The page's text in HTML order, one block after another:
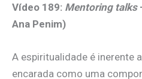
Vídeo 189: Mentoring talks
Ana Penim)
A espiritualidade é inerente
encarada como uma